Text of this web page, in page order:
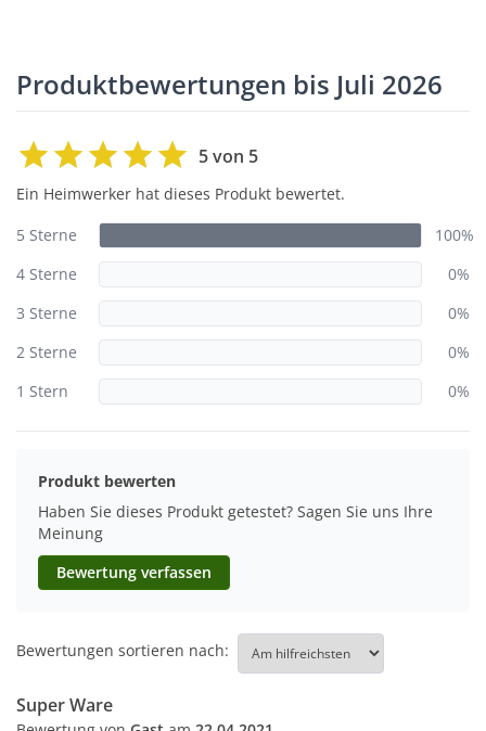
Produktbewertungen bis Juli 2026
5 von 5
Ein Heimwerker hat dieses Produkt bewertet.
5 Sterne
100%
4 Sterne
0%
3 Sterne
0%
2 Sterne
0%
1 Stern
0%
Produkt bewerten
Haben Sie dieses Produkt getestet? Sagen Sie uns Ihre
Meinung
Bewertung verfassen
Bewertungen sortieren nach:
Super Ware